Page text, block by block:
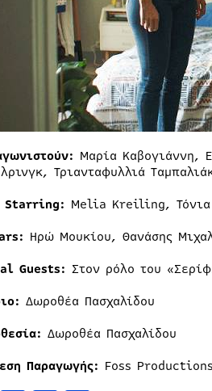
Μαρία Καβογιάννη,
Τριανταφυλλιά
Starring: Melia Kreiling, Τόνια
Ηρώ Μουκίου, Θανάσης
Guests: Στον ρόλο του
Δωροθέα Πασχαλίδου
Δωροθέα Πασχαλίδου
Παραγωγής: Foss Productions